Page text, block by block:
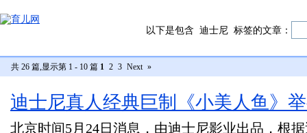
以下是包含 迪士尼 标签的文章：
共 26 篇,显示第 1 - 10 篇 1 2 3 Next »
迪士尼真人经典巨制《小美人鱼》
北京时间5月24日消息，由迪士尼影业出品，根